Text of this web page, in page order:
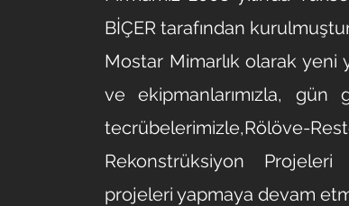
BİÇER tarafından
Mostar Mimarlık olarak yeni
ve ekipmanlarımızla, gün
tecrübelerimizle,Rölöve-
Rekonstrüksiyon
projeleri yapmaya devam